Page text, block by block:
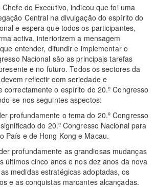
do Executivo, indicou que foi uma
Central na divulgação do espírito do
e espera que todos os participantes,
activa, interiorizem a mensagem
entender, difundir e implementar o
Nacional são as principais tarefas
e no futuro. Todos os sectores da
reflectir com seriedade e
correctamente o espírito do 20.º Congresso
se nos seguintes aspectos:
profundamente o tema do 20.º Congresso
do 20.º Congresso Nacional para
País e de Hong Kong e Macau.
profundamente as grandiosas mudanças
últimos cinco anos e nos dez anos da nova
medidas estratégicas adoptadas, os
e as conquistas marcantes alcançadas.